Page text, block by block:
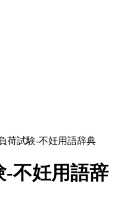
荷試験-不妊用語辞典
不妊用語辞